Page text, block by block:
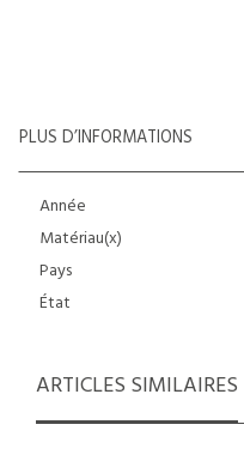
PLUS D’INFORMATIONS
Année
Matériau(x)
Pays
État
ARTICLES SIMILAIRES